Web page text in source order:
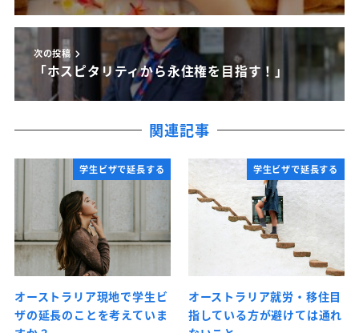
次の投稿
「ホスピタリティから永住権を目指す！」
関連記事
学生ビザで延長する
オーストラリア現地で学生ビ
ザの延長のことを考えていま
学生ビザで延長する
オーストラリア就労・移住目
指している方が避けては通れ